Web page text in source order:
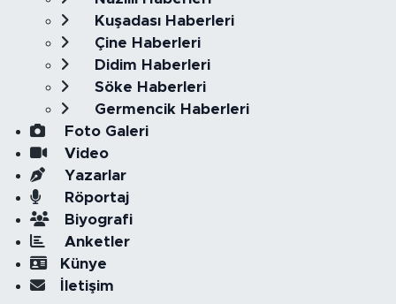
Kuşadası Haberleri
Çine Haberleri
Didim Haberleri
Söke Haberleri
Germencik Haberleri
Foto Galeri
Video
Yazarlar
Röportaj
Biyografi
Anketler
Künye
İletişim